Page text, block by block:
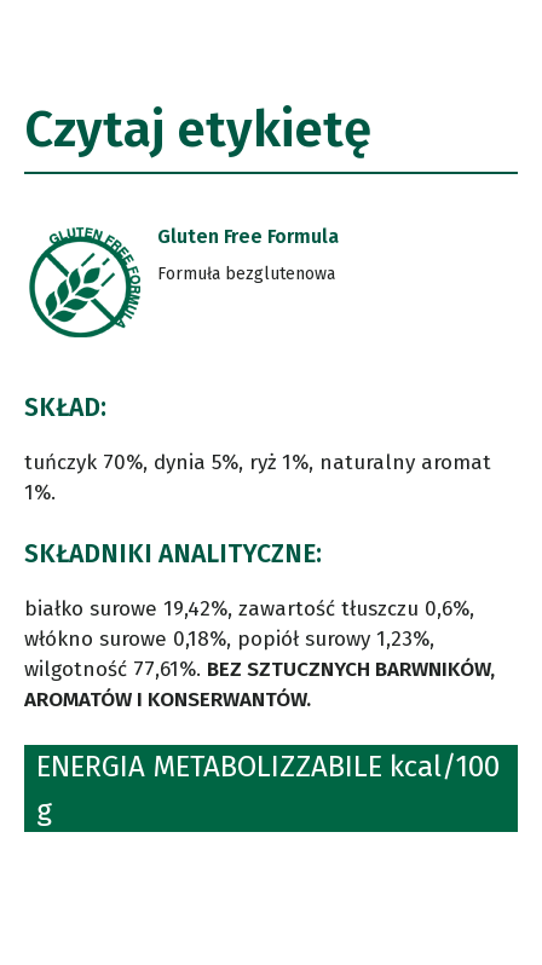
Czytaj etykietę
Gluten Free Formula
Formuła bezglutenowa
SKŁAD:
tuńczyk 70%, dynia 5%, ryż 1%, naturalny aromat
1%.
SKŁADNIKI ANALITYCZNE:
białko surowe 19,42%, zawartość tłuszczu 0,6%,
włókno surowe 0,18%, popiół surowy 1,23%,
wilgotność 77,61%. BEZ SZTUCZNYCH BARWNIKÓW,
AROMATÓW I KONSERWANTÓW.
ENERGIA METABOLIZZABILE kcal/100
g